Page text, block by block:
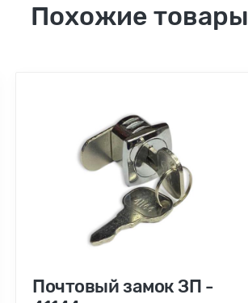
Похожие товары
Почтовый замок ЗП -